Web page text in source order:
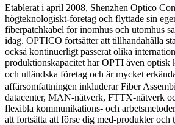
Etablerat i april 2008, Shenzhen Optico
högteknologiskt-företag och flyttade sin
fiberpatchkabel för inomhus och utomhus
idag. OPTICO fortsätter att tillhandahålla
också kontinuerligt passerat olika
produktionskapacitet har OPTI även optisk
och utländska företag och är mycket
affärsomfattningen inkluderar Fiber
datacenter, MAN-nätverk, FTTX-nätverk
flexibla kommunikations- och
att fortsätta att förse dig med-produkter